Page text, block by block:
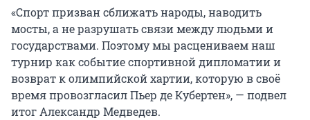
«Спорт призван сближать народы, наводить
мосты, а не разрушать связи между людьми и
государствами. Поэтому мы расцениваем наш
турнир как событие спортивной дипломатии и
возврат к олимпийской хартии, которую в своё
время провозгласил Пьер де Кубертен», — подвел
итог Александр Медведев.